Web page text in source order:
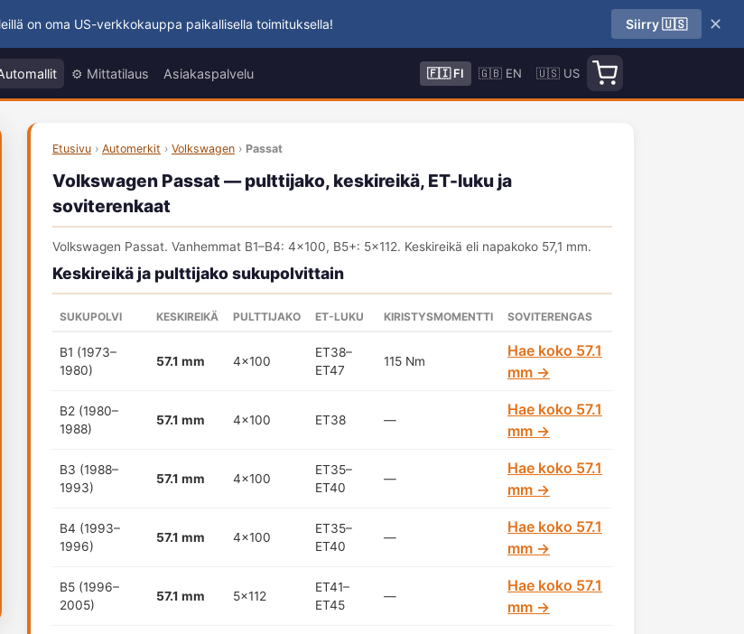
on oma US-verkkokauppa paikallisella toimituksella! Siirry 🇺🇸 ✕
⚙️ Mittatilaus Asiakaspalvelu 🇫🇮 FI 🇬🇧 EN 🇺🇸 US
Etusivu › Automerkit › Volkswagen › Passat
Volkswagen Passat — pulttijako, keskireikä, ET-luku ja
soviterenkaat
Volkswagen Passat. Vanhemmat B1–B4: 4x100, B5+: 5x112. Keskireikä eli napakoko 57,1 mm.
Keskireikä ja pulttijako sukupolvittain
SUKUPOLVI KESKIREIKÄ PULTTIJAKO ET-LUKU KIRISTYSMOMENTTI SOVITERENGAS
B1 (1973–
1980)
57.1 mm 4x100
ET38–
ET47
115 Nm
Hae koko 57.1
mm →
B2 (1980–
1988)
57.1 mm 4x100 ET38 —
Hae koko 57.1
mm →
B3 (1988–
1993)
57.1 mm 4x100
ET35–
ET40
—
Hae koko 57.1
mm →
B4 (1993–
1996)
57.1 mm 4x100
ET35–
ET40
—
Hae koko 57.1
mm →
B5 (1996–
2005)
57.1 mm 5x112
ET41–
ET45
—
Hae koko 57.1
mm →